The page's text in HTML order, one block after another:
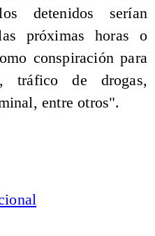
detenidos serían
próximas horas o
conspiración para
tráfico de drogas,
entre otros".